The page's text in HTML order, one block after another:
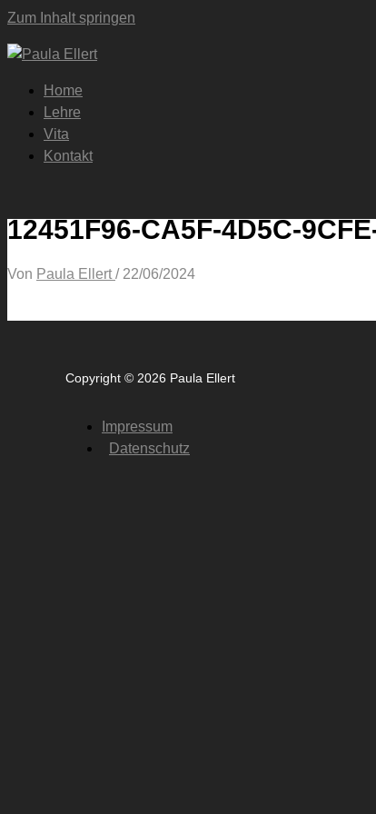
Zum Inhalt springen
Home
Lehre
Vita
Kontakt
12451F96-CA5F-4D5C-
Von Paula Ellert / 22/06/2024
Copyright © 2026 Paula Ellert
Impressum
Datenschutz